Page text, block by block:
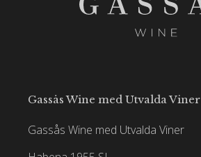
Gassås Wine med Utvalda Viner
Gassås Wine med Utvalda Viner